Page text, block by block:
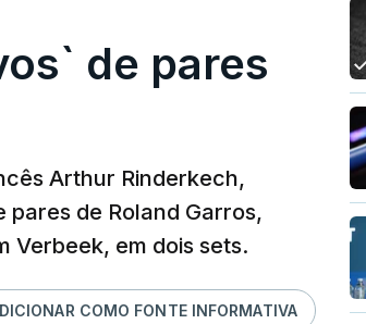
de pares
Arthur Rinderkech,
de Roland Garros,
Verbeek, em dois sets.
COMO FONTE INFORMATIVA